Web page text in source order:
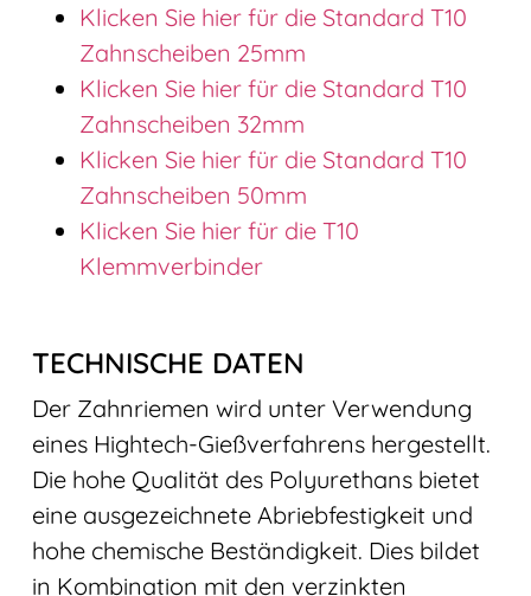
Klicken Sie hier für die Standard T10
Zahnscheiben 25mm
Klicken Sie hier für die Standard T10
Zahnscheiben 32mm
Klicken Sie hier für die Standard T10
Zahnscheiben 50mm
Klicken Sie hier für die T10
Klemmverbinder
TECHNISCHE DATEN
Der Zahnriemen wird unter Verwendung
eines Hightech-Gießverfahrens hergestellt.
Die hohe Qualität des Polyurethans bietet
eine ausgezeichnete Abriebfestigkeit und
hohe chemische Beständigkeit. Dies bildet
in Kombination mit den verzinkten